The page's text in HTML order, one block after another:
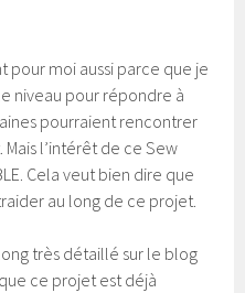
pour moi aussi parce que je
niveau pour répondre à
pourraient rencontrer
l’intérêt de ce Sew
Cela veut bien dire que
au long de ce projet.
très détaillé sur le blog
ce projet est déjà